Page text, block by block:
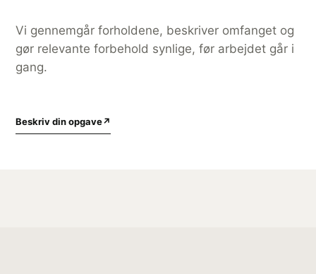
Vi gennemgår forholdene, beskriver omfanget og
gør relevante forbehold synlige, før arbejdet går i
gang.
Beskriv din opgave↗